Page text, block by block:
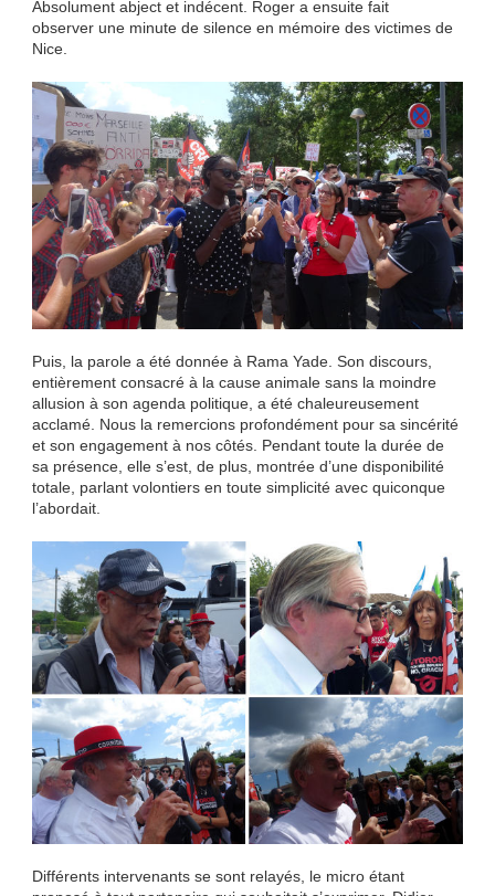
Absolument abject et indécent. Roger a ensuite fait
observer une minute de silence en mémoire des victimes de
Nice.
Puis, la parole a été donnée à Rama Yade. Son discours,
entièrement consacré à la cause animale sans la moindre
allusion à son agenda politique, a été chaleureusement
acclamé. Nous la remercions profondément pour sa sincérité
et son engagement à nos côtés. Pendant toute la durée de
sa présence, elle s’est, de plus, montrée d’une disponibilité
totale, parlant volontiers en toute simplicité avec quiconque
l’abordait.
Différents intervenants se sont relayés, le micro étant